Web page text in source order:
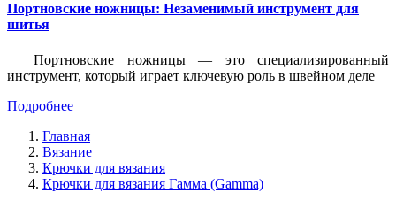
Портновские ножницы: Незаменимый инструмент для
шитья
Портновские ножницы — это специализированный
инструмент, который играет ключевую роль в швейном деле
Подробнее
Главная
Вязание
Крючки для вязания
Крючки для вязания Гамма (Gamma)